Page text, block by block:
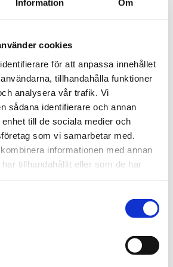
Information Om
cookies
för att anpassa innehållet
tillhandahålla funktioner
analysera vår trafik. Vi
sådana identifierare och annan
till de sociala medier och
som vi samarbetar med.
informationen med annan
tillhandahållit eller som de har
i vardagen
långa arbetsdagar....
matta skyddar originalgolvet mot
och bidrar till...